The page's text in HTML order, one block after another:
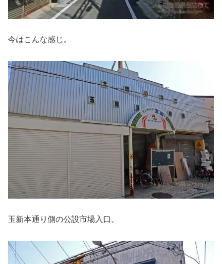
今はこんな感じ。
玉新本通り側の公設市場入口。